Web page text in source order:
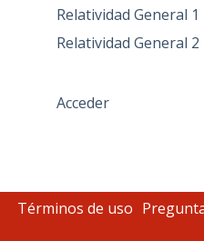
Relatividad General 1
Relatividad General 2
Acceder
Términos de uso